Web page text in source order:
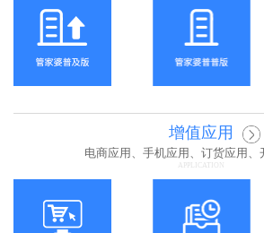
增值应用
电商应用、手机应用、订货应用、
APPLICATION